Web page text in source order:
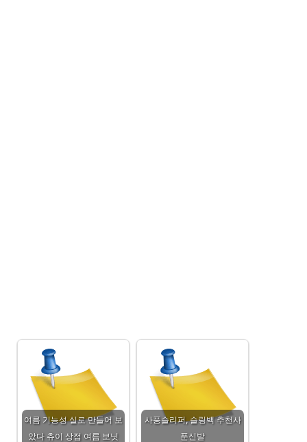
여름 기능성 실로 만들어 보
았다 츄이 상점 여름 보닛
사풍슬리퍼, 슬링백 추천사
푼신발